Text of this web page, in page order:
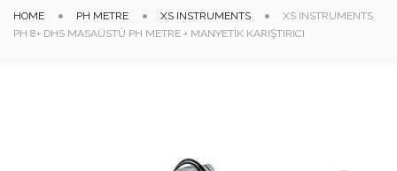
HOME PH METRE XS INSTRUMENTS
XS INSTRUMENTS
PH 8+ DHS MASAÜSTÜ PH METRE + MANYETIK KARIŞTIRICI